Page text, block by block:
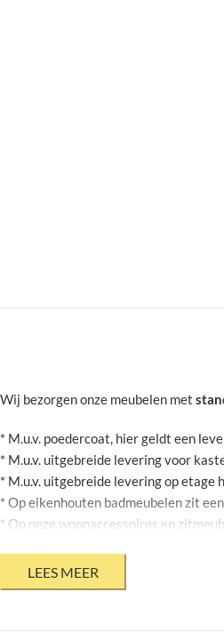
Wij bezorgen onze meubelen met
* M.u.v. poedercoat, hier geldt een
* M.u.v. uitgebreide levering voor
* M.u.v. uitgebreide levering op
* Op eikenhouten badmeubelen zit
* Op onze woonaccessoires en
* Mits jouw agenda dit toelaat
* Bovenstaande levertijden zijn onder